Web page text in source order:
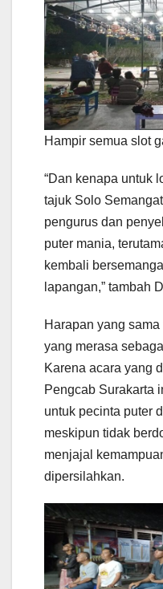
Hampir semua slot
“Dan kenapa untuk
tajuk Solo
pengurus dan
puter mania,
kembali
lapangan,” tambah
Harapan yang
yang merasa
Karena acara yang
Pengcab Surakarta
untuk pecinta puter
meskipun tidak
menjajal
dipersilahkan.